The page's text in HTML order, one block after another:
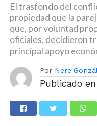
El trasfondo del
propiedad que la
que, por voluntad
oficiales, decidieron
principal apoyo
Por Nere
Publicado en